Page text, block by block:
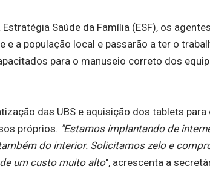
Saúde da Família (ESF), os
e a população local e passarão a ter o
para o manuseio correto dos
das UBS e aquisição dos tablets
próprios. "Estamos implantando de
do interior. Solicitamos zelo e
um custo muito alto", acrescenta a